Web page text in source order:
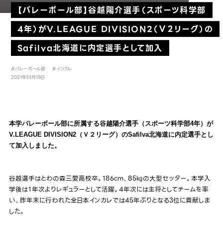
【バレーボール部】谷越陽介選手（スポーツ科学部
4年）がV.LEAGUE DIVISION2（Ｖ２リーグ）の
Safilva北海道に内定選手として加入
#バレーボール部
#インカレ
2021年01月15日
本学バレーボール部に所属する谷越陽介選手（スポーツ科学部4年）が
V.LEAGUE DIVISION2（Ｖ２リーグ） のSafilva北海道に内定選手とし
て加入しました。
谷越選手はとわの森三愛高校卒。186cm、85㎏の大型セッター。本学入
学後は１年次よりレギュラーとして活躍。4年次には主将としてチームを率
い、昨年末に行われた全日本インカレでは45年ぶりとなる3位に貢献しま
した。